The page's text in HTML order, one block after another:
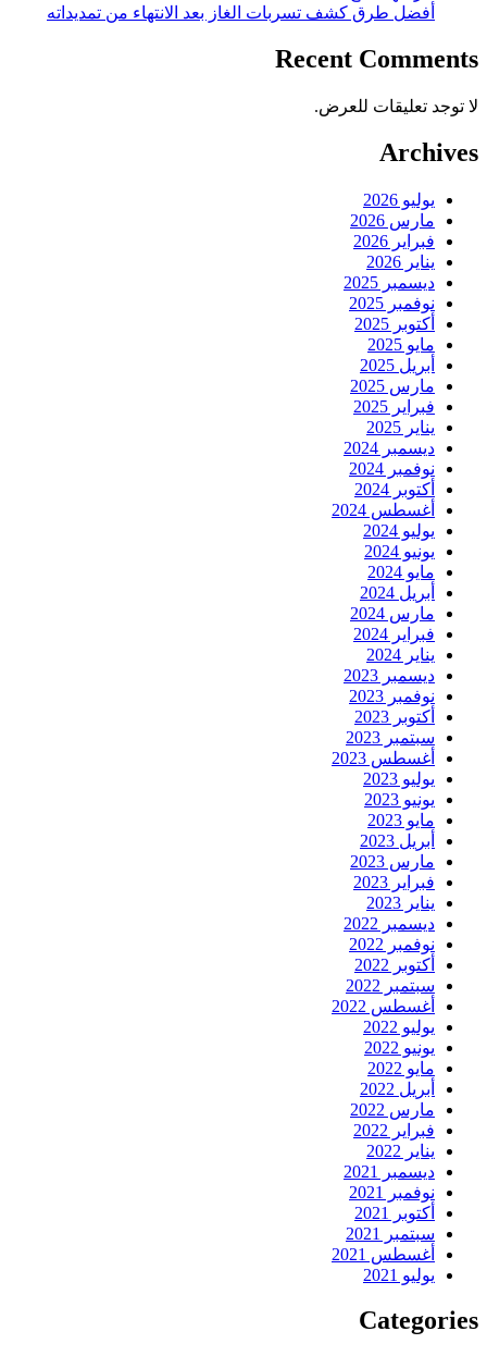
أفضل طرق كشف تسربات الغاز بعد الانتهاء من تمديداته
Recent Comments
لا توجد تعليقات للعرض.
Archives
يوليو 2026
مارس 2026
فبراير 2026
يناير 2026
ديسمبر 2025
نوفمبر 2025
أكتوبر 2025
مايو 2025
أبريل 2025
مارس 2025
فبراير 2025
يناير 2025
ديسمبر 2024
نوفمبر 2024
أكتوبر 2024
أغسطس 2024
يوليو 2024
يونيو 2024
مايو 2024
أبريل 2024
مارس 2024
فبراير 2024
يناير 2024
ديسمبر 2023
نوفمبر 2023
أكتوبر 2023
سبتمبر 2023
أغسطس 2023
يوليو 2023
يونيو 2023
مايو 2023
أبريل 2023
مارس 2023
فبراير 2023
يناير 2023
ديسمبر 2022
نوفمبر 2022
أكتوبر 2022
سبتمبر 2022
أغسطس 2022
يوليو 2022
يونيو 2022
مايو 2022
أبريل 2022
مارس 2022
فبراير 2022
يناير 2022
ديسمبر 2021
نوفمبر 2021
أكتوبر 2021
سبتمبر 2021
أغسطس 2021
يوليو 2021
Categories